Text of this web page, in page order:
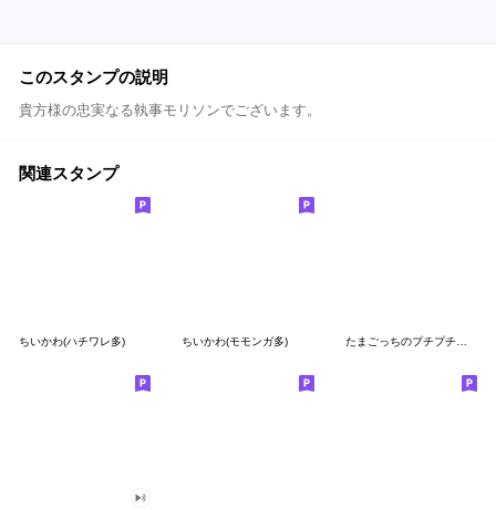
このスタンプの説明
貴方様の忠実なる執事モリソンでございます。
関連スタンプ
ちいかわ(ハチワレ多) ちいかわ(モモンガ多) たまごっちのプチプチおみせっち